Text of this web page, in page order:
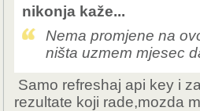
nikonja kaže...
Nema promjene na
ništa uzmem mjesec
Samo refreshaj api key i
rezultate koji rade,mozda